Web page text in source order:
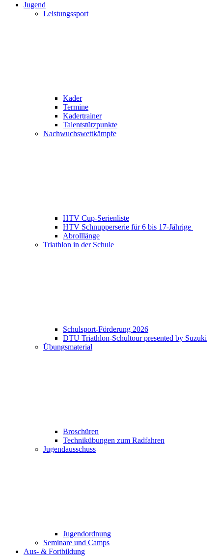
Jugend
Leistungssport
Kader
Termine
Kadertrainer
Talentstützpunkte
Nachwuchswettkämpfe
HTV Cup-Serienliste
HTV Schnupperserie für 6 bis 17-Jährige
Abrolllänge
Triathlon in der Schule
Schulsport-Förderung 2026
DTU Triathlon-Schultour presented by Suzuki
Übungsmaterial
Broschüren
Technikübungen zum Radfahren
Jugendausschuss
Jugendordnung
Seminare und Camps
Aus- & Fortbildung